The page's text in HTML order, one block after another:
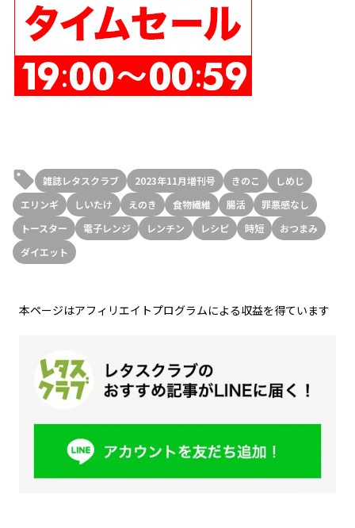
雑誌レタスクラブ 2023年11月増刊号 きのこ
しめじ
エリンギ
しいたけ えのき 食物繊維 腸活
罪悪感なし
トースター
電子レンジ レンチン レシピ 時短
おつまみ
ダイエット
本ページはアフィリエイトプログラムによる収益を得ています